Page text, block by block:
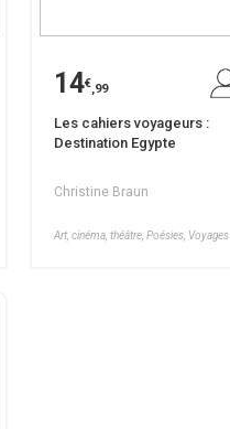
14€,99
Les cahiers voyageurs :
Destination Egypte
Christine Braun
Art, cinéma, théâtre, Poésies, Voyages